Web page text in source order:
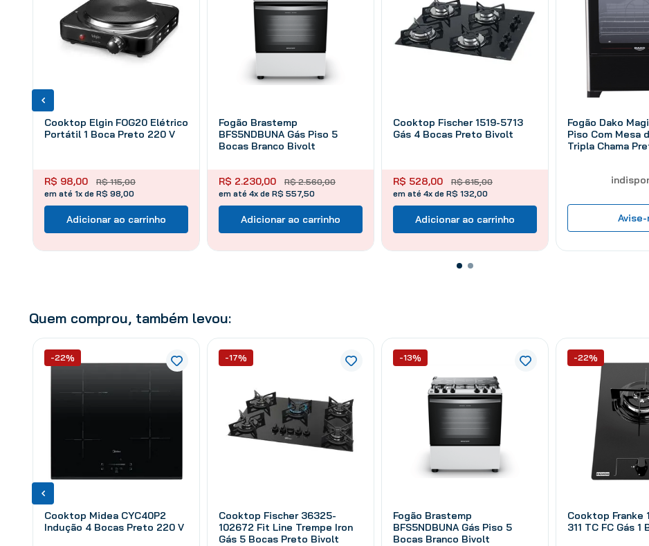
Cooktop Elgin FOG20 Elétrico
Portátil 1 Boca Preto 220 V
R$ 115,00
R$ 98,00
em até 1x de R$ 98,00
Adicionar ao carrinho
Fogão Brastemp
BFS5NDBUNA Gás Piso 5
Bocas Branco Bivolt
R$ 2.560,00
R$ 2.230,00
em até 4x de R$ 557,50
Adicionar ao carrinho
Cooktop Fischer 1519-5713
Gás 4 Bocas Preto Bivolt
R$ 615,00
R$ 528,00
em até 4x de R$ 132,00
Adicionar ao carrinho
Fogão Dako
Piso Com Mesa
Tripla Chama
Avise-
Quem comprou, também levou:
Cooktop Midea CYC40P2
Indução 4 Bocas Preto 220 V
-22%
Cooktop Fischer 36325-
102672 Fit Line Trempe Iron
Gás 5 Bocas Preto Bivolt
-17%
Fogão Brastemp
BFS5NDBUNA Gás Piso 5
Bocas Branco Bivolt
-13%
Cooktop Franke
311 TC FC Gás 1
-22%